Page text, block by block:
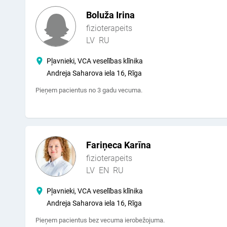
Boluža Irina
fizioterapeits
LV RU
Pļavnieki, VCA veselības klīnika
Andreja Saharova iela 16, Rīga
Pieņem pacientus no 3 gadu vecuma.
Fariņeca Karīna
fizioterapeits
LV EN RU
Pļavnieki, VCA veselības klīnika
Andreja Saharova iela 16, Rīga
Pieņem pacientus bez vecuma ierobežojuma.